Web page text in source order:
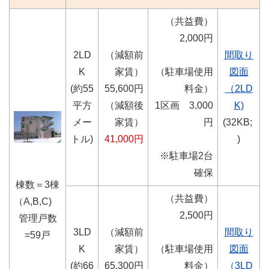
棟数＝3棟
（A,B,C)
管理戸数
=59戸
2LD
K
(約55
平方
メー
トル)
（減額前
家賃）
55,600円
（減額後
家賃）
41,000円
（共益費）
2,000円
（駐車場使用
料金）
1区画 3,000
円
※駐車場2台
確保
間取り
図面
（2LD
K)
(32KB;
)
3LD
K
(約66
（減額前
家賃）
65,300円
（共益費）
2,500円
（駐車場使用
料金）
間取り
図面
（3LD